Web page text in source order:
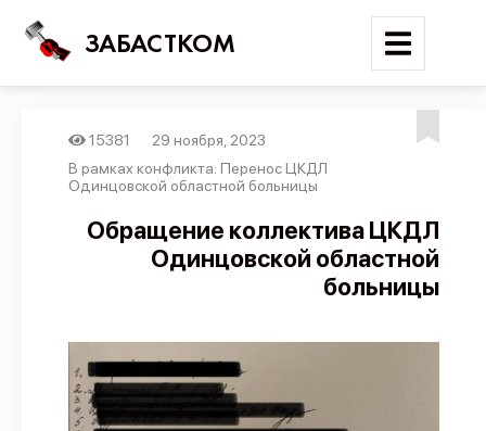
ЗАБАСТКОМ
Войти
Поиск
Новости
Отчеты
Предложить публикацию
15381
29 ноября, 2023
В рамках конфликта: Перенос ЦКДЛ
Одинцовской областной больницы
Обращение коллектива ЦКДЛ
Одинцовской областной
больницы